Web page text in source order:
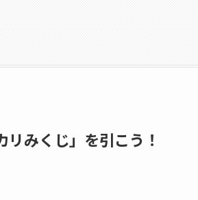
みくじ」を引こう！